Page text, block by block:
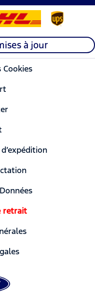
à jour
Cookies
retrait